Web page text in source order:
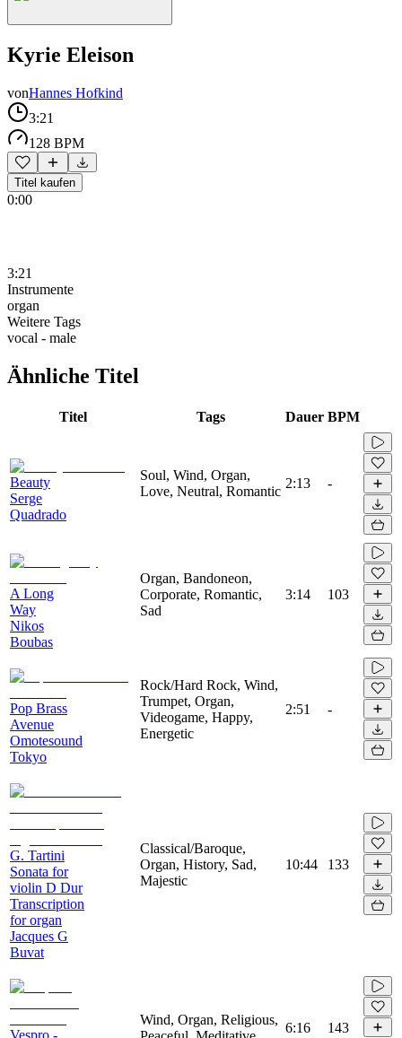
Kyrie Eleison
vonHannes Hofkind
3:21
128 BPM
Titel kaufen
0:00
3:21
Instrumente
organ
Weitere Tags
vocal - male
Ähnliche Titel
Titel Tags Dauer BPM
Beauty
Serge
Quadrado
Soul, Wind, Organ,
Love, Neutral, Romantic
2:13 -
A Long
Way
Nikos
Boubas
Organ, Bandoneon,
Corporate, Romantic,
Sad
3:14 103
Pop Brass
Avenue
Omotesound
Tokyo
Rock/Hard Rock, Wind,
Trumpet, Organ,
Videogame, Happy,
Energetic
2:51 -
G. Tartini
Sonata for
violin D Dur
Transcription
for organ
Jacques G
Buvat
Classical/Baroque,
Organ, History, Sad,
Majestic
10:44 133
Vespro -
Wind, Organ, Religious,
6:16 143